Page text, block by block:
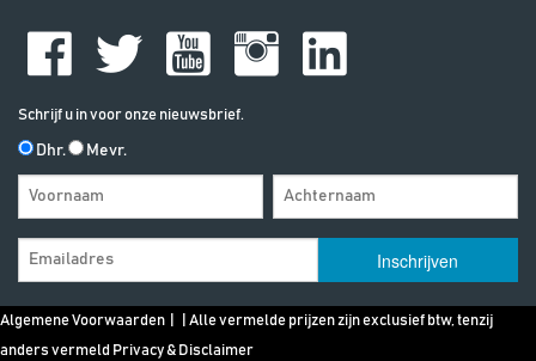
Schrijf u in voor onze nieuwsbrief.
Dhr. Mevr.
Algemene Voorwaarden | | Alle vermelde prijzen zijn exclusief btw, tenzij
anders vermeld Privacy & Disclaimer